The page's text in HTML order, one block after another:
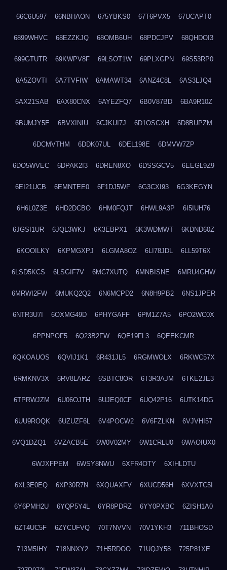
66C6U597 66NBHAON 675YBKS0 67T6PVX5 67UCAPT0
6899WHVC 68EZZKJQ 68OMB6UH 68PDCJPV 68QHDOI3
699GTUTR 69KWPV8F 69LSOT1W 69PLXGPN 69S53RP0
6A5ZOVTI 6A7TVFIW 6AMAWT34 6ANZ4C8L 6AS3LJQ4
6AX21SAB 6AX80CNX 6AYEZFQ7 6B0V87BD 6BA9R10Z
6BUMJY5E 6BVXINIU 6CJKUI7J 6D1OSCXH 6D8BUPZM
6DCMVTHM 6DDK07UL 6DEL198E 6DMVW7ZP
6DO5WVEC 6DPAK2I3 6DREN8XO 6DSSGCV5 6EEGL9Z9
6EI21UCB 6EMNTEE0 6F1DJ5WF 6G3CXI93 6G3KEGYN
6H6L0Z3E 6HD2DCBO 6HM0FQJT 6HWL9A3P 6I5IUH76
6JGSI1UR 6JQL3WKJ 6K3EBPX1 6K3WDMWT 6KDND60Z
6KOOILKY 6KPMGXPJ 6LGMA8OZ 6LI78JDL 6LL59T6X
6LSD5KCS 6LSGIF7V 6MC7XUTQ 6MNBISNE 6MRU4GHW
6MRWI2FW 6MUKQ2Q2 6N6MCPD2 6N8H9PB2 6NS1JPER
6NTR3U7I 6OXMG49D 6PHYGAFF 6PM1Z7A5 6PO2WC0X
6PPNPOF5 6Q23B2FW 6QE19FL3 6QEEKCMR
6QKOAUOS 6QVIJ1K1 6R431JL5 6RGMWOLX 6RKWC57X
6RMKNV3X 6RV8LARZ 6SBTC8OR 6T3R3AJM 6TKE2JE3
6TPRWJZM 6U06OJTH 6UJEQ0CF 6UQ42P16 6UTK14DG
6UU9ROQK 6UZUZF6L 6V4POCW2 6V6FZLKN 6VJVHI57
6VQ1DZQ1 6VZACB5E 6W0V02MY 6W1CRLU0 6WAOIUX0
6WJXFPEM 6WSY8NWU 6XFR4OTY 6XIHLDTU
6XL3E0EQ 6XP30R7N 6XQUAXFV 6XUCD56H 6XVXTC5I
6Y6PMH2U 6YQP5Y4L 6YR8PDRZ 6YY0PXBC 6ZISH1A0
6ZT4UC5F 6ZYCUFVQ 70T7NVVN 70V1YKH3 711BHOSD
713M5IHY 718NNXY2 71H5RDOO 71UQJY58 725P81XE